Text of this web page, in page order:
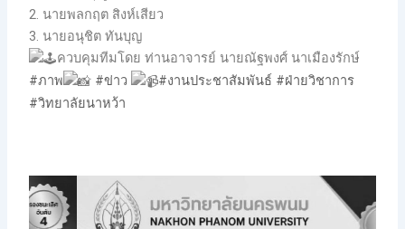
2. นายพลกฤต สิงห์เสียว
3. นายอนุชิต ทันบุญ
ควบคุมทีมโดย ท่านอาจารย์ นายณัฐพงศ์ นาเมืองรักษ์
#ภาพ
#ข่าว #งานประชาสัมพันธ์ #ฝ่ายวิชาการ
#วิทยาลัยนาหว้า